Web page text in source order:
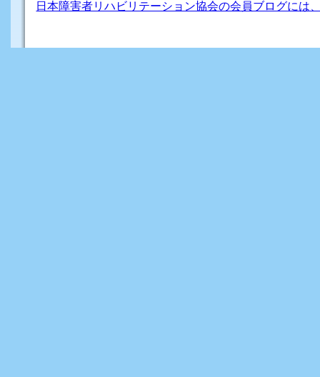
日本障害者リハビリテーション協会の会員ブログには